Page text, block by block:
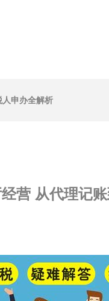
申办全解析
营 从代理记